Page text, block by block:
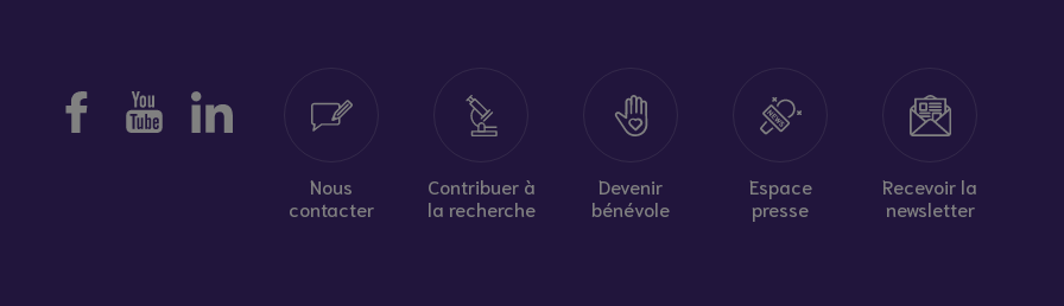
Nous
contacter
Contribuer à
la recherche
Devenir
bénévole
Espace
presse
Recevoir la
newsletter